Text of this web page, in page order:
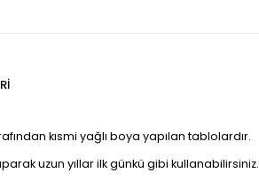
kısmi yağlı boya yapılan tablolardır.
uzun yıllar ilk günkü gibi kullanabilirsiniz.